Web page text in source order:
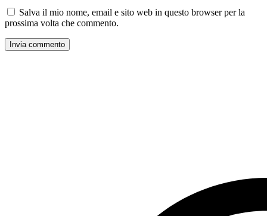
Salva il mio nome, email e sito web in questo browser per la
prossima volta che commento.